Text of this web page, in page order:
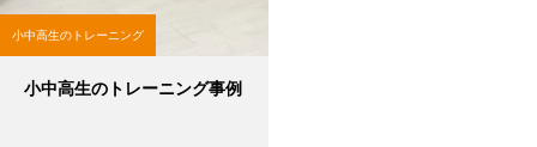
小中高生のトレーニング
小中高生のトレーニング事例